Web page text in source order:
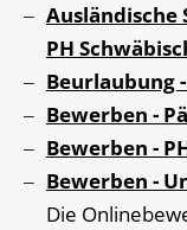
PH
Beurlaubung
Bewerben -
Bewerben -
Bewerben -
Die